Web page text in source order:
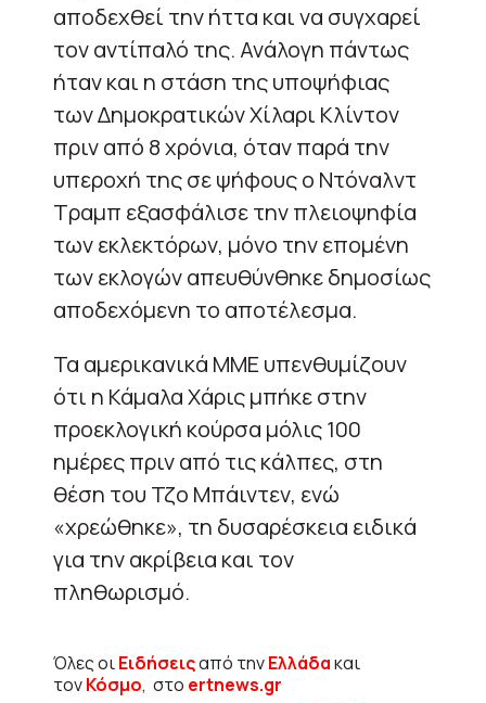
αποδεχθεί την ήττα και να συγχαρεί
τον αντίπαλό της. Ανάλογη πάντως
ήταν και η στάση της υποψήφιας
των Δημοκρατικών Χίλαρι Κλίντον
πριν από 8 χρόνια, όταν παρά την
υπεροχή της σε ψήφους ο Ντόναλντ
Τραμπ εξασφάλισε την πλειοψηφία
των εκλεκτόρων, μόνο την επομένη
των εκλογών απευθύνθηκε δημοσίως
αποδεχόμενη το αποτέλεσμα.
Τα αμερικανικά ΜΜΕ υπενθυμίζουν
ότι η Κάμαλα Χάρις μπήκε στην
προεκλογική κούρσα μόλις 100
ημέρες πριν από τις κάλπες, στη
θέση του Τζο Μπάιντεν, ενώ
«χρεώθηκε», τη δυσαρέσκεια ειδικά
για την ακρίβεια και τον
πληθωρισμό.
Όλες οιΕιδήσειςαπό τηνΕλλάδακαι
τονΚόσμο, στο ertnews.gr